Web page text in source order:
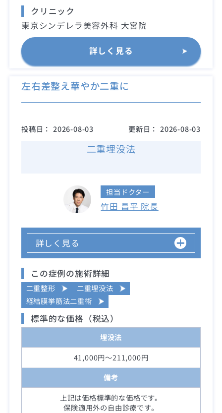
クリニック
東京シンデレラ美容外科 大宮院
詳しく見る
左右差整え華やか二重に
投稿日： 2026-08-03 更新日： 2026-08-03
二重埋没法
担当ドクター
竹田 昌平 院長
詳しく見る
この症例の施術詳細
二重整形
二重埋没法
経結膜挙筋法二重術
標準的な価格（税込）
埋没法
41,000円～211,000円
備考
上記は価格標準的な価格です。
保険適用外の自由診療です。